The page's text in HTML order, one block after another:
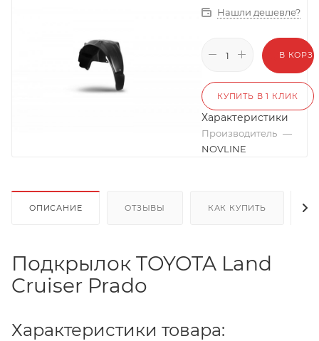
Нашли дешевле?
В
КУПИТЬ В 1 КЛИК
Характеристики
Производитель —
NOVLINE
ОПИСАНИЕ ОТЗЫВЫ КАК КУПИТЬ
Подкрылок TOYOTA Land
Cruiser Prado
Характеристики товара: